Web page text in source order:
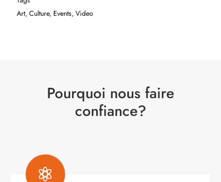
Art, Culture, Events, Video
Pourquoi nous faire
confiance?
